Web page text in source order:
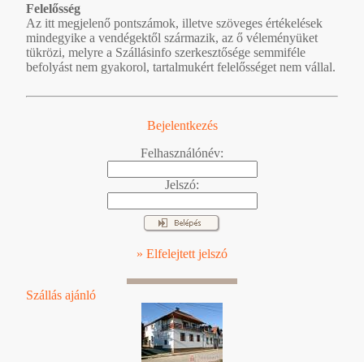
Felelősség
Az itt megjelenő pontszámok, illetve szöveges értékelések
mindegyike a vendégektől származik, az ő véleményüket
tükrözi, melyre a Szállásinfo szerkesztősége semmiféle
befolyást nem gyakorol, tartalmukért felelősséget nem vállal.
Bejelentkezés
Felhasználónév:
Jelszó:
» Elfelejtett jelszó
Szállás ajánló